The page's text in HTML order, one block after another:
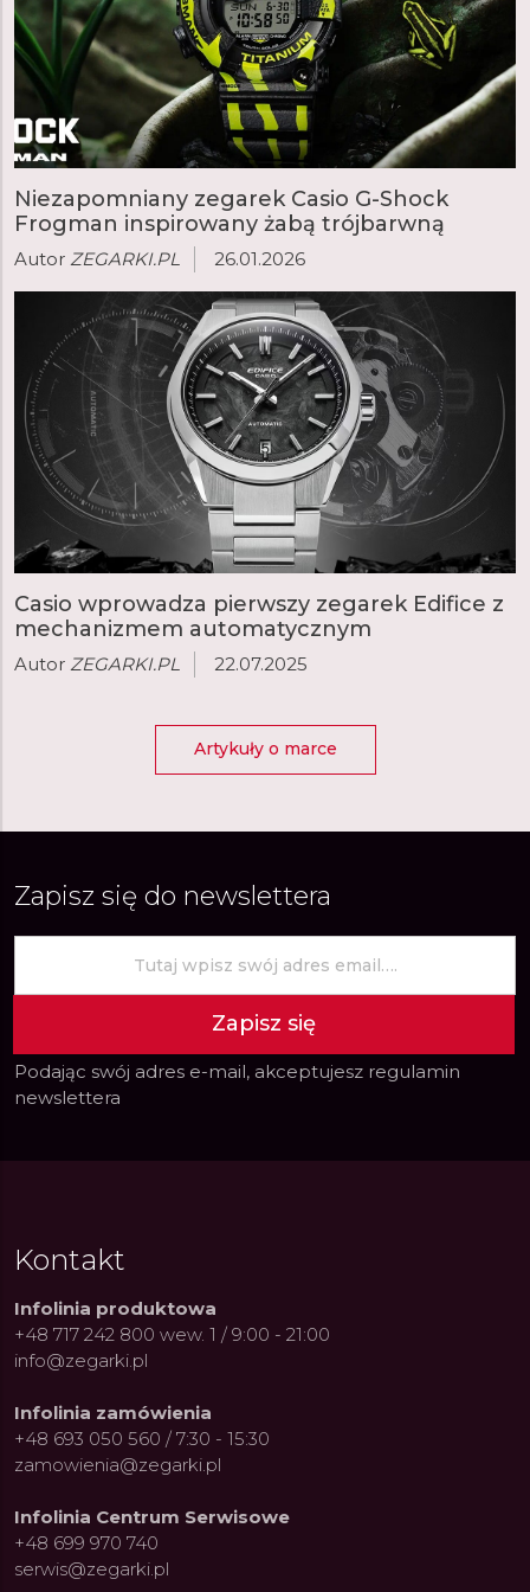
Niezapomniany zegarek Casio G-Shock
Frogman inspirowany żabą trójbarwną
Autor ZEGARKI.PL 26.01.2026
Casio wprowadza pierwszy zegarek Edifice z
mechanizmem automatycznym
Autor ZEGARKI.PL 22.07.2025
Artykuły o marce
Zapisz się do newslettera
Zapisz się
Podając swój adres e-mail, akceptujesz regulamin
newslettera
Kontakt
Infolinia produktowa
+48 717 242 800 wew. 1 / 9:00 - 21:00
info@zegarki.pl
Infolinia zamówienia
+48 693 050 560 / 7:30 - 15:30
zamowienia@zegarki.pl
Infolinia Centrum Serwisowe
+48 699 970 740
serwis@zegarki.pl